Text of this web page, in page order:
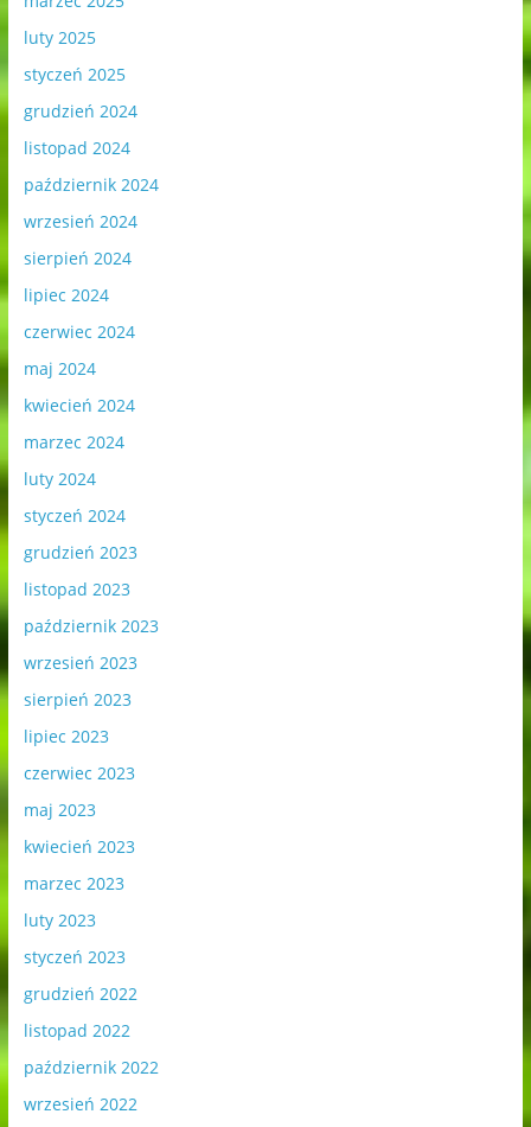
luty 2025
styczeń 2025
grudzień 2024
listopad 2024
październik 2024
wrzesień 2024
sierpień 2024
lipiec 2024
czerwiec 2024
maj 2024
kwiecień 2024
marzec 2024
luty 2024
styczeń 2024
grudzień 2023
listopad 2023
październik 2023
wrzesień 2023
sierpień 2023
lipiec 2023
czerwiec 2023
maj 2023
kwiecień 2023
marzec 2023
luty 2023
styczeń 2023
grudzień 2022
listopad 2022
październik 2022
wrzesień 2022